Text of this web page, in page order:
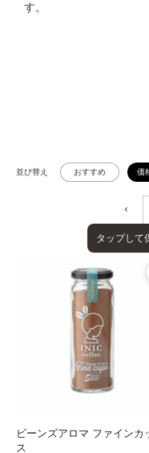
す。
並び替え おすすめ 価
タップして
ビーンズアロマ ファインカ
ス